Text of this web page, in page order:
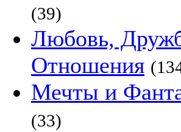
(39)
Любовь,
Отношения
Мечты и
(33)